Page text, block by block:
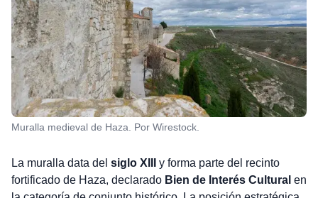
Muralla medieval de Haza. Por Wirestock.
La muralla data del siglo XIII
y forma parte del recinto
fortificado de Haza, declarado Bien de Interés Cultural en